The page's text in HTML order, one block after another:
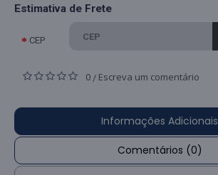
Estimativa de Frete
CEP
0 / Escreva um comentário
Informações Adicionais
Comentários (0)